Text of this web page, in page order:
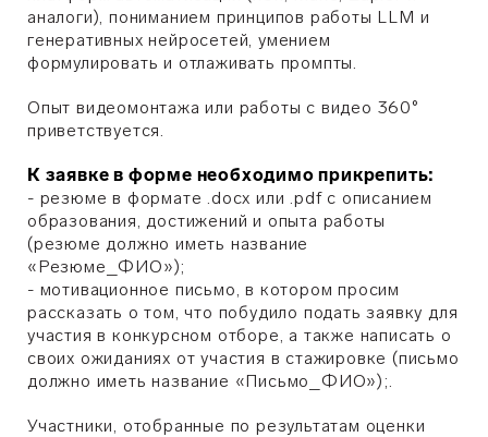
аналоги), пониманием принципов работы LLM и
генеративных нейросетей, умением
формулировать и отлаживать промпты.
Опыт видеомонтажа или работы с видео 360°
приветствуется.
К заявке в форме необходимо прикрепить:
- резюме в формате .docx или .pdf с описанием
образования, достижений и опыта работы
(резюме должно иметь название
«Резюме_ФИО»);
- мотивационное письмо, в котором просим
рассказать о том, что побудило подать заявку для
участия в конкурсном отборе, а также написать о
своих ожиданиях от участия в стажировке (письмо
должно иметь название «Письмо_ФИО»);.
Участники, отобранные по результатам оценки